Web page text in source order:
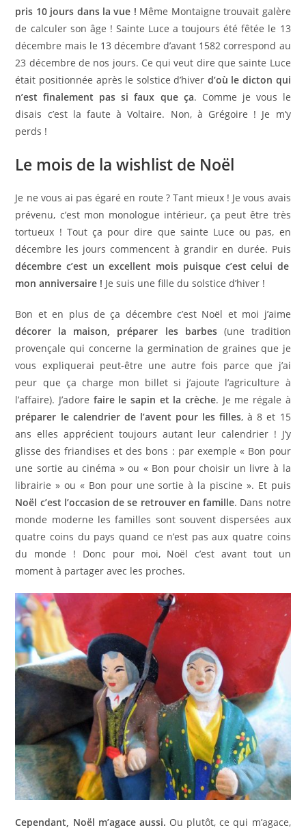
pris 10 jours dans la vue ! Même Montaigne trouvait galère
de calculer son âge ! Sainte Luce a toujours été fêtée le 13
décembre mais le 13 décembre d’avant 1582 correspond au
23 décembre de nos jours. Ce qui veut dire que sainte Luce
était positionnée après le solstice d’hiver d’où le dicton qui
n’est finalement pas si faux que ça. Comme je vous le
disais c’est la faute à Voltaire. Non, à Grégoire ! Je m’y
perds !
Le mois de la wishlist de Noël
Je ne vous ai pas égaré en route ? Tant mieux ! Je vous avais
prévenu, c’est mon monologue intérieur, ça peut être très
tortueux ! Tout ça pour dire que sainte Luce ou pas, en
décembre les jours commencent à grandir en durée. Puis
décembre c’est un excellent mois puisque c’est celui de
mon anniversaire ! Je suis une fille du solstice d’hiver !
Bon et en plus de ça décembre c’est Noël et moi j’aime
décorer la maison, préparer les barbes(une tradition
provençale qui concerne la germination de graines que je
vous expliquerai peut-être une autre fois parce que j’ai
peur que ça charge mon billet si j’ajoute l’agriculture à
l’affaire). J’adore faire le sapin et la crèche. Je me régale à
préparer le calendrier de l’avent pour les filles, à 8 et 15
ans elles apprécient toujours autant leur calendrier ! J’y
glisse des friandises et des bons : par exemple « Bon pour
une sortie au cinéma » ou « Bon pour choisir un livre à la
librairie » ou « Bon pour une sortie à la piscine ». Et puis
Noël c’est l’occasion de se retrouver en famille. Dans notre
monde moderne les familles sont souvent dispersées aux
quatre coins du pays quand ce n’est pas aux quatre coins
du monde ! Donc pour moi, Noël c’est avant tout un
moment à partager avec les proches.
Cependant, Noël m’agace aussi. Ou plutôt, ce qui m’agace,